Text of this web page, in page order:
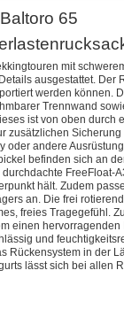
65
mit
ausgestattet. Der
werden können.
Trennwand
ist von oben
oder andere
befinden sich an
FreeFloat-
hält. Zudem
an. Die frei
freies Tragegefühl.
einen
und
in der
lässt sich bei allen